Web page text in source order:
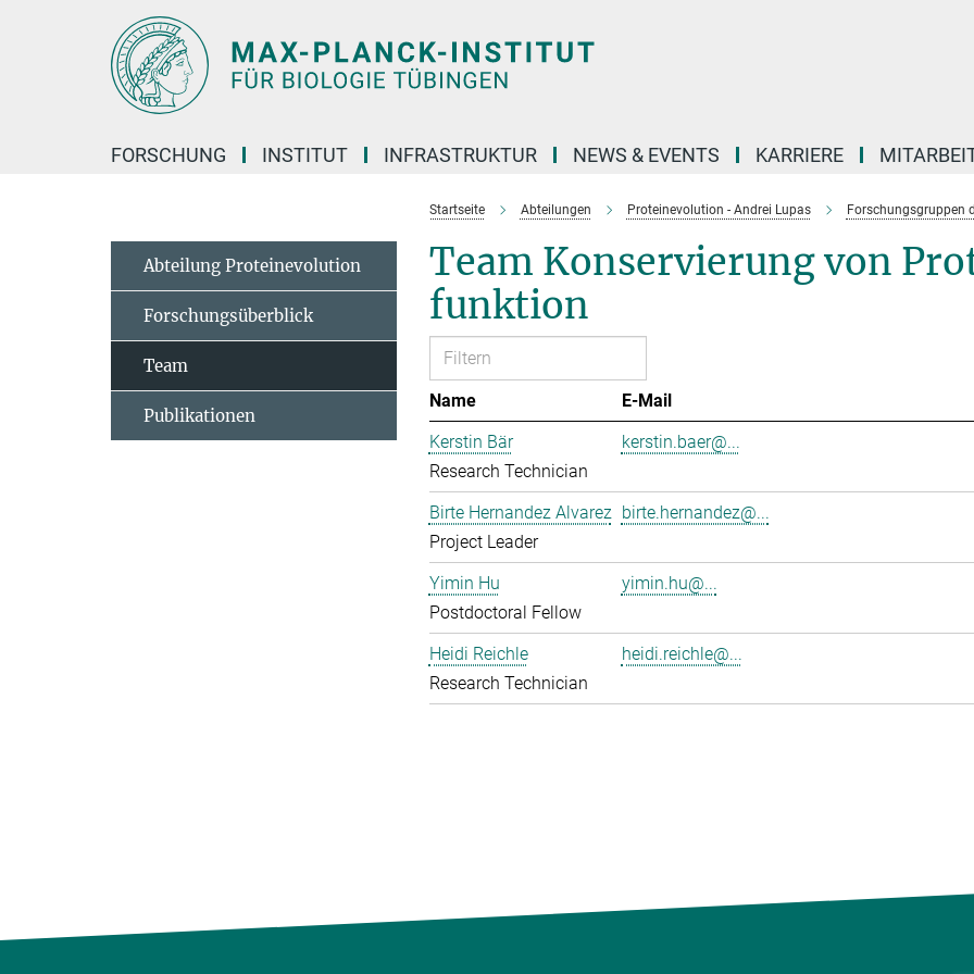
FORSCHUNG INSTITUT INFRASTRUKTUR NEWS & EVENTS KARRIERE
Startseite Abteilungen Proteinevolution - Andrei Lupas Forschungsgruppen
Team Konservierung von
funktion
Name
E-Mail
Kerstin Bär
Research Technician
kerstin.baer@...
Birte Hernandez Alvarez
Project Leader
birte.hernandez@...
Yimin Hu
Postdoctoral Fellow
yimin.hu@...
Heidi Reichle
Research Technician
heidi.reichle@...
Abteilung Proteinevolution
Forschungsüberblick
Team
Publikationen